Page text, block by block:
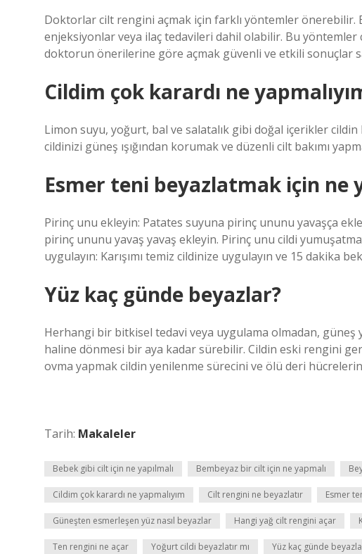
Doktorlar cilt rengini açmak için farklı yöntemler önerebilir.
enjeksiyonlar veya ilaç tedavileri dahil olabilir. Bu
doktorun önerilerine göre açmak güvenli ve etkili sonuçlar
Cildim çok karardı ne
Limon suyu, yoğurt, bal ve salatalık gibi doğal içerikler cildin
cildinizi güneş ışığından korumak ve düzenli cilt bakımı
Esmer teni beyazlatmak için ne
Pirinç unu ekleyin: Patates suyuna pirinç ununu yavaşça
pirinç ununu yavaş yavaş ekleyin. Pirinç unu cildi
uygulayın: Karışımı temiz cildinize uygulayın ve 15 dakika
Yüz kaç günde beyazlar?
Herhangi bir bitkisel tedavi veya uygulama olmadan, güneş
haline dönmesi bir aya kadar sürebilir. Cildin eski rengini
ovma yapmak cildin yenilenme sürecini ve ölü deri
Tarih: Makaleler
Bebek gibi cilt için ne yapılmalı Bembeyaz bir cilt için ne yapmalı
Cildim çok karardı ne yapmalıyım Cilt rengini ne beyazlatır Esmer
Güneşten esmerleşen yüz nasıl beyazlar Hangi yağ cilt rengini açar
Ten rengini ne açar Yoğurt cildi beyazlatır mı Yüz kaç günde